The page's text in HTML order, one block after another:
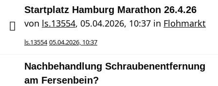
Startplatz Hamburg Marathon 26.4.26
von ls.13554, 05.04.2026, 10:37 in Flohmarkt
ls.13554 05.04.2026, 10:37
Nachbehandlung Schraubenentfernung
am Fersenbein?